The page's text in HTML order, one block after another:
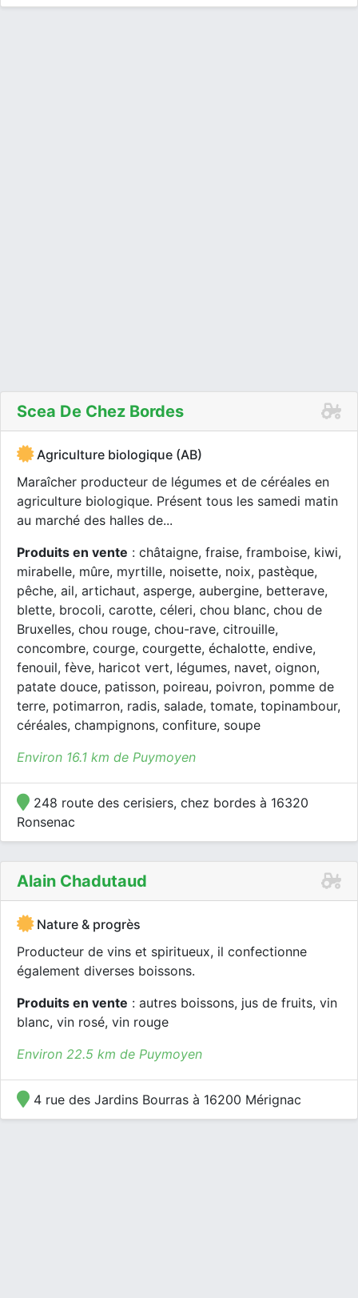
Scea De Chez Bordes
Agriculture biologique (AB)
Maraîcher producteur de légumes et de céréales en
agriculture biologique. Présent tous les samedi matin
au marché des halles de...
Produits en vente : châtaigne, fraise, framboise, kiwi,
mirabelle, mûre, myrtille, noisette, noix, pastèque,
pêche, ail, artichaut, asperge, aubergine, betterave,
blette, brocoli, carotte, céleri, chou blanc, chou de
Bruxelles, chou rouge, chou-rave, citrouille,
concombre, courge, courgette, échalotte, endive,
fenouil, fève, haricot vert, légumes, navet, oignon,
patate douce, patisson, poireau, poivron, pomme de
terre, potimarron, radis, salade, tomate, topinambour,
céréales, champignons, confiture, soupe
Environ 16.1 km de Puymoyen
248 route des cerisiers, chez bordes à 16320
Ronsenac
Alain Chadutaud
Nature & progrès
Producteur de vins et spiritueux, il confectionne
également diverses boissons.
Produits en vente : autres boissons, jus de fruits, vin
blanc, vin rosé, vin rouge
Environ 22.5 km de Puymoyen
4 rue des Jardins Bourras à 16200 Mérignac